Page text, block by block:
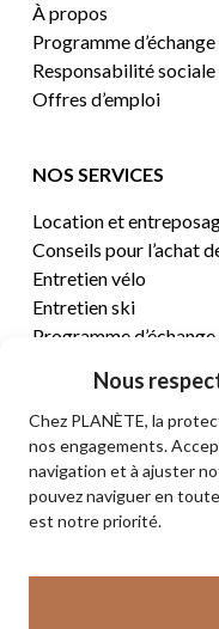
Nous
Chez PLANÈTE, la
nos engagements.
navigation et à ajuster
pouvez naviguer en
est notre priorité.
Sous-total:
À propos
Programme d’échange
Responsabilité sociale
Offres d’emploi
NOS SERVICES
Location et
Conseils pour l’achat
Entretien vélo
Entretien ski
Programme d’échange
CENTRE D’AIDE
Termes et conditions
Retours et
Politique de